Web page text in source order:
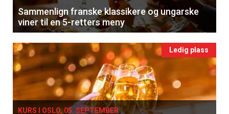
Sammenlign franske klassikere og ungarske
viner til en 5-retters meny
Ledig plass
KURS I OSLO, 05. SEPTEMBER